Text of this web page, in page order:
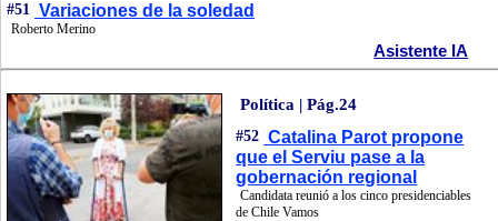
#51 Variaciones de la soledad
Roberto Merino
Asistente IA
Política | Pág.24
#52 Catalina Parot propone
que el Serviu pase a la
gobernación regional
Candidata reunió a los cinco presidenciables
de Chile Vamos